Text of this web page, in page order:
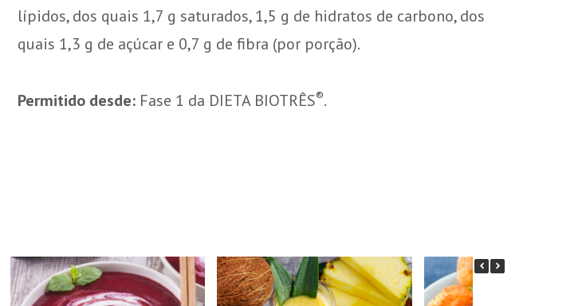
lípidos, dos quais 1,7 g saturados, 1,5 g de hidratos de carbono, dos
quais 1,3 g de açúcar e 0,7 g de fibra (por porção).
Permitido desde: Fase 1 da DIETA BIOTRÊS®.